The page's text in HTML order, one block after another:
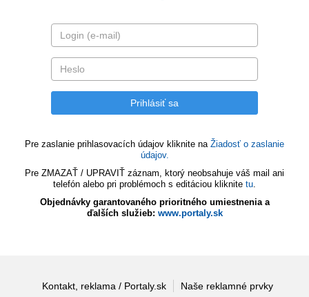
Pre zaslanie prihlasovacích údajov kliknite na Žiadosť o zaslanie
údajov.
Pre ZMAZAŤ / UPRAVIŤ záznam, ktorý neobsahuje váš mail ani
telefón alebo pri problémoch s editáciou kliknite tu.
Objednávky garantovaného prioritného umiestnenia a
ďalších služieb: www.portaly.sk
Kontakt, reklama / Portaly.sk
Naše reklamné prvky